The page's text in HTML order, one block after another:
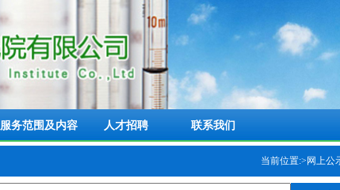
服务范围及内容 人才招聘 联系我们
当前位置:>网上